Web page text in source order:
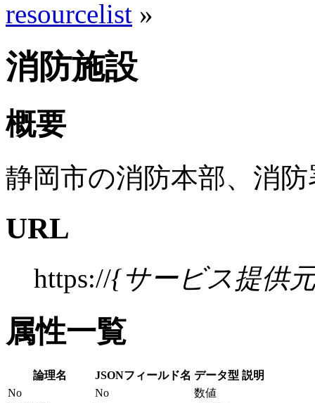
resourcelist »
消防施設
概要
静岡市の消防本部、消
URL
https://{サービス提供
属性一覧
論理名 JSONフィールド名 データ型 説明
No
No
数値